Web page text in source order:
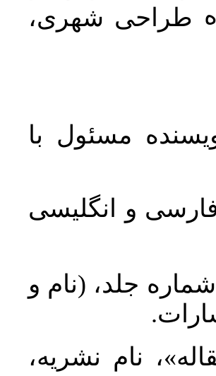
طراحی شهری،
مسئول با
فارسی و انگلیسی
جلد، (نام و
نام نشریه،